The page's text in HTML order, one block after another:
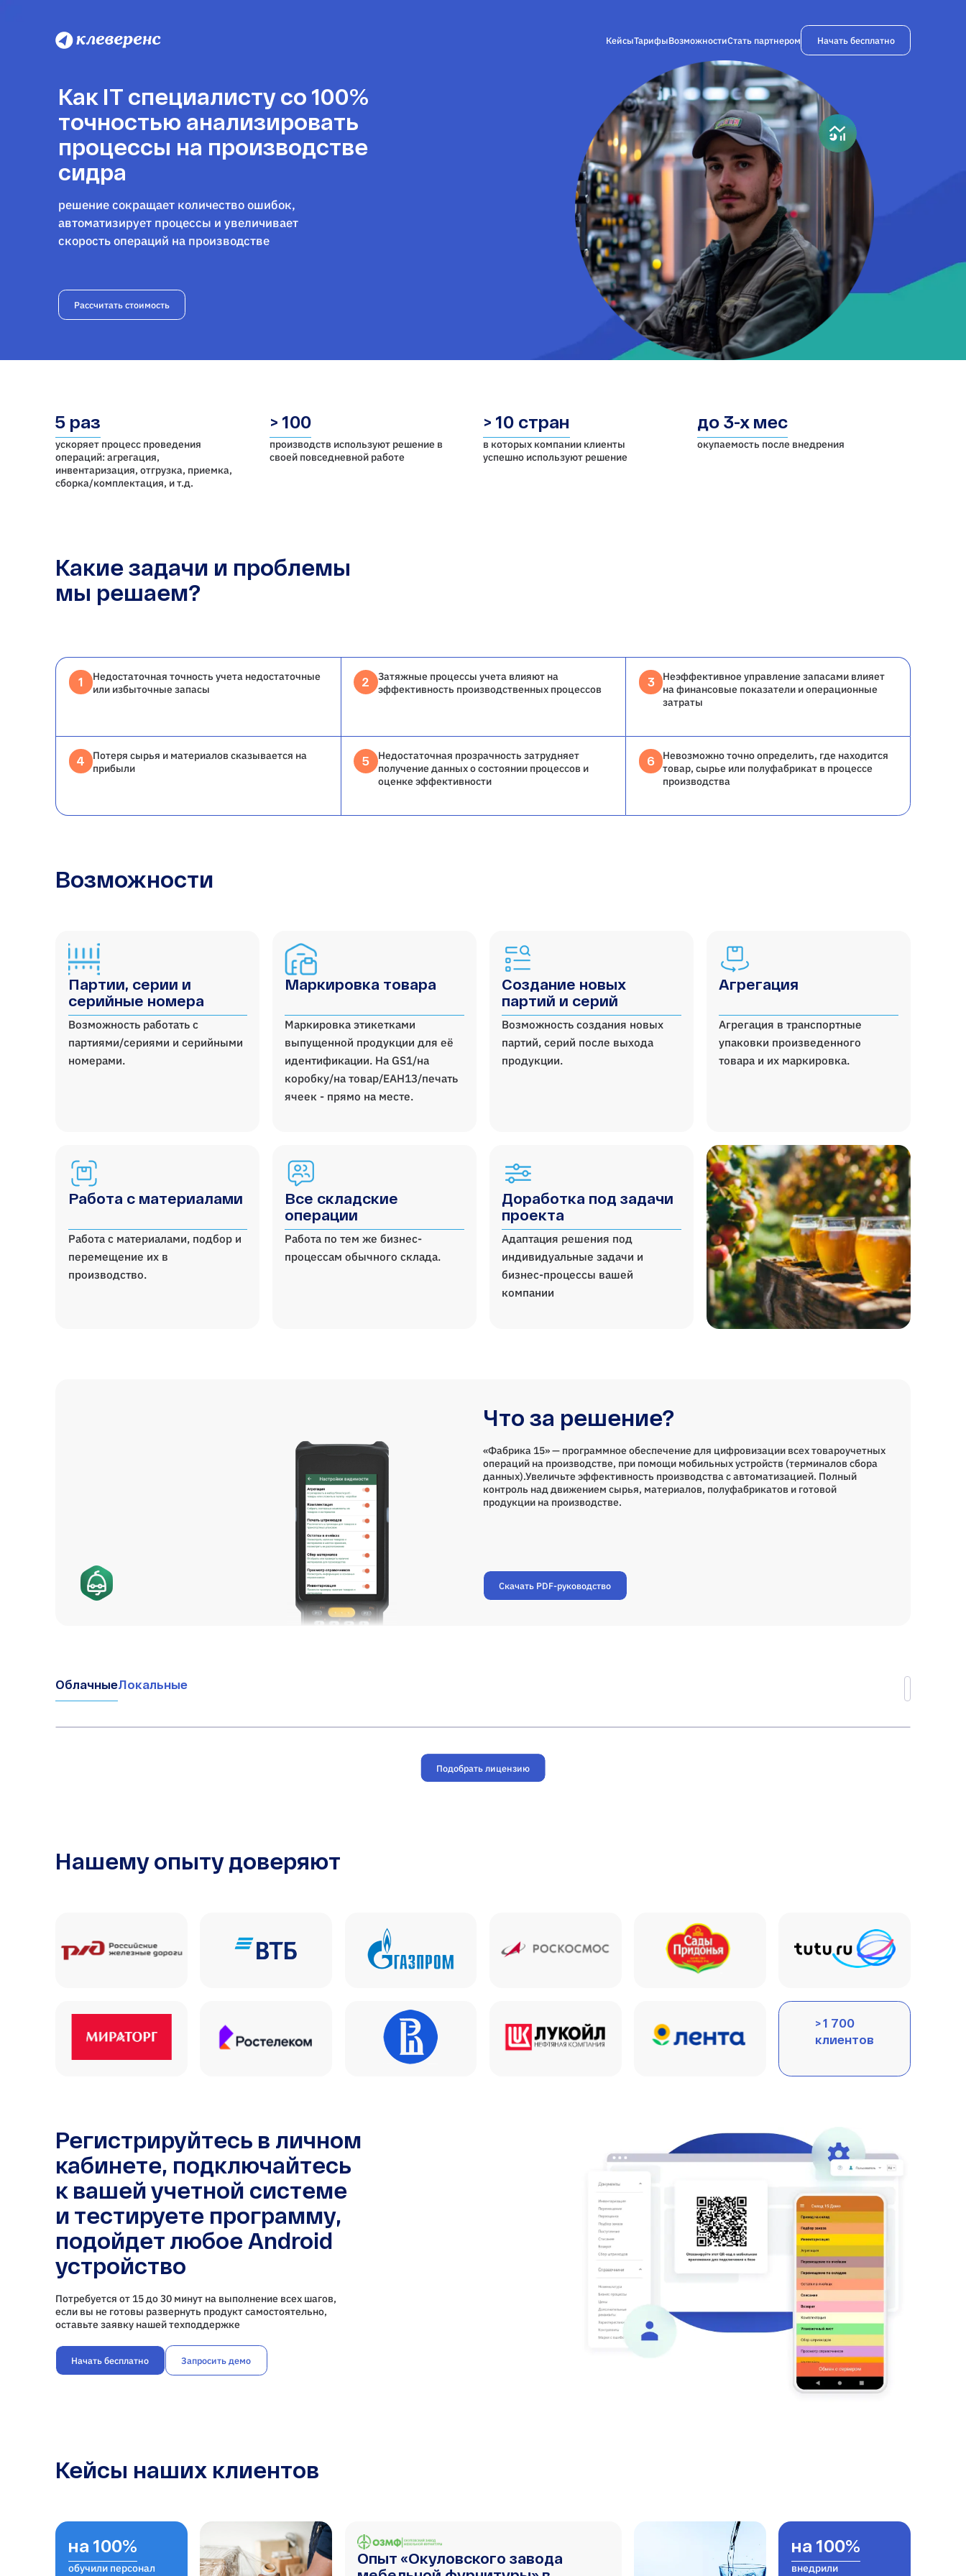
КейсыТарифыВозможностиСтать партнером Начать бесплатно
Как IT специалисту со 100%
точностью анализировать
процессы на производстве
сидра
решение сокращает количество ошибок,
автоматизирует процессы и увеличивает
скорость операций на производстве
Рассчитать стоимость
5 раз
ускоряет процесс проведения
операций: агрегация,
инвентаризация, отгрузка, приемка,
cборка/комплектация, и т.д.
> 100
производств используют решение в
своей повседневной работе
> 10 стран
в которых компании клиенты
успешно используют решение
до 3-х мес
окупаемость после внедрения
Какие задачи и проблемы
мы решаем?
1
Недостаточная точность учета недостаточные
или избыточные запасы
2
Затяжные процессы учета влияют на
эффективность производственных процессов
3
Неэффективное управление запасами влияет
на финансовые показатели и операционные
затраты
4
Потеря сырья и материалов сказывается на
прибыли
5
Недостаточная прозрачность затрудняет
получение данных о состоянии процессов и
оценке эффективности
6
Невозможно точно определить, где находится
товар, сырье или полуфабрикат в процессе
производства
Возможности
Партии, серии и
серийные номера
Возможность работать с
партиями/сериями и серийными
номерами.
Маркировка товара
Маркировка этикетками
выпущенной продукции для её
идентификации. На GS1/на
коробку/на товар/ЕАН13/печать
ячеек - прямо на месте.
Создание новых
партий и серий
Возможность создания новых
партий, серий после выхода
продукции.
Агрегация
Агрегация в транспортные
упаковки произведенного
товара и их маркировка.
Работа с материалами
Работа с материалами, подбор и
перемещение их в
производство.
Все складские
операции
Работа по тем же бизнес-
процессам обычного склада.
Доработка под задачи
проекта
Адаптация решения под
индивидуальные задачи и
бизнес-процессы вашей
компании
Что за решение?
«Фабрика 15» — программное обеспечение для цифровизации всех товароучетных
операций на производстве, при помощи мобильных устройств (терминалов сбора
данных).Увеличьте эффективность производства с автоматизацией. Полный
контроль над движением сырья, материалов, полуфабрикатов и готовой
продукции на производстве.
Скачать PDF-руководство
ОблачныеЛокальные
Подобрать лицензию
Нашему опыту доверяют
> 1 700
клиентов
Регистрируйтесь в личном
кабинете, подключайтесь
к вашей учетной системе
и тестируете программу,
подойдет любое Android
устройство
Потребуется от 15 до 30 минут на выполнение всех шагов,
если вы не готовы развернуть продукт самостоятельно,
оставьте заявку нашей техподдержке
Начать бесплатно Запросить демо
Кейсы наших клиентов
на 100%
обучили персонал
Опыт «Окуловского завода
на 100%
внедрили